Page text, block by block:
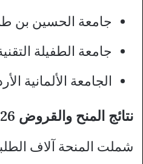
جامعة الحسين بن
جامعة الطفيلة
الجامعة الألمانية
نتائج المنح والقروض 2026
شملت المنحة آلاف